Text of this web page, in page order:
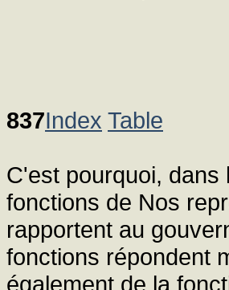
837Index Table
C'est pourquoi, dans
fonctions de Nos
rapportent au
fonctions répondent
également de la